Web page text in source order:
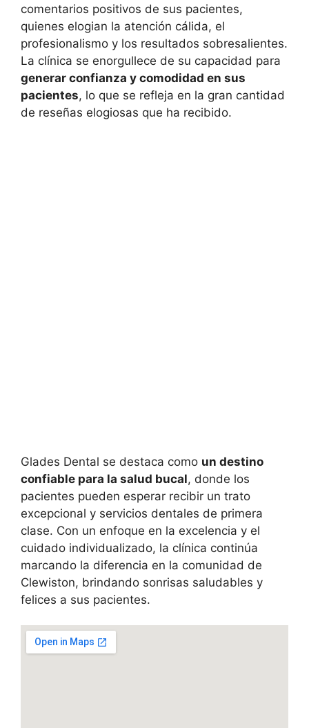
comentarios positivos de sus pacientes,
quienes elogian la atención cálida, el
profesionalismo y los resultados sobresalientes.
La clínica se enorgullece de su capacidad para
generar confianza y comodidad en sus
pacientes, lo que se refleja en la gran cantidad
de reseñas elogiosas que ha recibido.
Glades Dental se destaca como un destino
confiable para la salud bucal, donde los
pacientes pueden esperar recibir un trato
excepcional y servicios dentales de primera
clase. Con un enfoque en la excelencia y el
cuidado individualizado, la clínica continúa
marcando la diferencia en la comunidad de
Clewiston, brindando sonrisas saludables y
felices a sus pacientes.